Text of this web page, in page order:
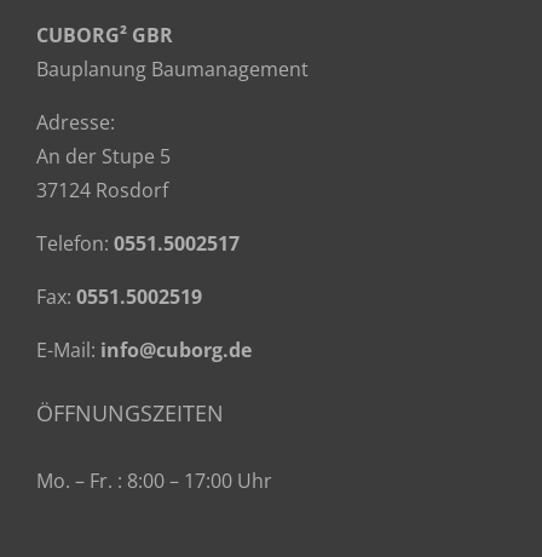
CUBORG² GBR
Bauplanung Baumanagement
Adresse:
An der Stupe 5
37124 Rosdorf
Telefon: 0551.5002517
Fax: 0551.5002519
E-Mail: info@cuborg.de
ÖFFNUNGSZEITEN
Mo. – Fr. : 8:00 – 17:00 Uhr